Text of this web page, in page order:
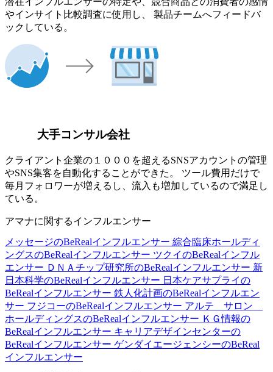
やインサイト比較調査に使用し、 製品チームへフィードバ
ックしている。
大手コンサル会社
クライアント企業の１０００を超えるSNSアカウントの管理
やSNS集客を自動化することができた。 ツール費用だけで
毎月フォロワーが増えるし、流入も増加しているので満足し
ている。
アマナに関するインフルエンサー
メッセージのBeRealインフルエンサー 綜合臨床ホールディ
ングスのBeRealインフルエンサー ツクイのBeRealインフル
エンサー ＤＮＡチップ研究所のBeRealインフルエンサー 新
日本科学のBeRealインフルエンサー 日本ケアサプライの
BeRealインフルエンサー 鉄人化計画のBeRealインフルエン
サー フジコーのBeRealインフルエンサー アルテ サロン
ホールディングスのBeRealインフルエンサー ＫＧ情報の
BeRealインフルエンサー キャリアデザインセンターの
BeRealインフルエンサー ゲンダイエージェンシーのBeReal
インフルエンサー